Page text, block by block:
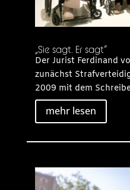
„Sie sagt. Er sagt“
Der Jurist Ferdinand
zunächst
2009 mit dem
mehr lesen